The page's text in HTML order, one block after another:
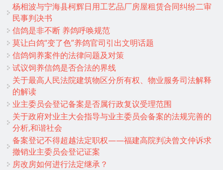
杨相波与宁海县柯辉日用工艺品厂房屋租赁合同纠纷二审
民事判决书
信鸽是非不断 养鸽呼唤规范
莫让白鸽“变了色”养鸽官司引出文明话题
信鸽饲养案件的法律问题及对策
试议饲养信鸽是否合法的界线
关于最高人民法院建筑物区分所有权、物业服务司法解释
的解读
业主委员会登记备案是否属行政复议受理范围
关于政府对业主大会指导与业主委员会备案的法规完善的
分析,和谐社会
备案登记不得超越法定职权——福建高院判决曾文仲诉求
撤销业主委员会登记证案
房改房如何进行法定继承？